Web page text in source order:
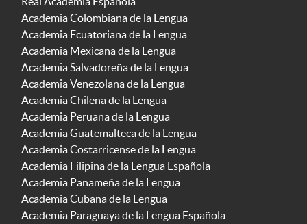
Academia Colombiana de la Lengua
Academia Ecuatoriana de la Lengua
Academia Mexicana de la Lengua
Academia Salvadoreña de la Lengua
Academia Venezolana de la Lengua
Academia Chilena de la Lengua
Academia Peruana de la Lengua
Academia Guatemalteca de la Lengua
Academia Costarricense de la Lengua
Academia Filipina de la Lengua Española
Academia Panameña de la Lengua
Academia Cubana de la Lengua
Academia Paraguaya de la Lengua Española